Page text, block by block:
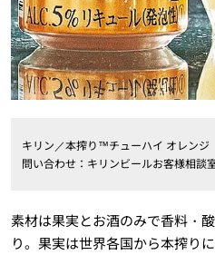
キリン／本搾り™チューハイ オレン
問い合わせ：キリンビールお客様相談
素材は果実とお酒のみで香料・
り。果実は世界各国から本搾り